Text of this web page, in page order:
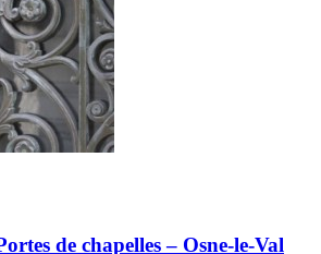
de chapelles – Osne-le-Val